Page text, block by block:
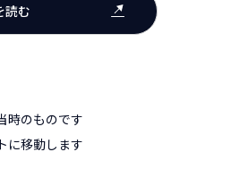
読む
時のものです
に移動します